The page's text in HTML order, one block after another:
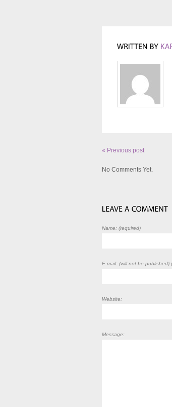
« Previous post
No Comments Yet.
Name: (required)
E-mail: (will not be published)
Website:
Message: